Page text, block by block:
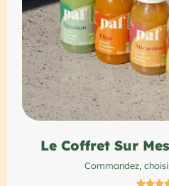
Le Coffret Sur
Commandez,
